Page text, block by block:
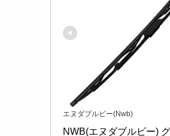
エヌダブルビー(Nwb)
NWB(エヌダブルビー)